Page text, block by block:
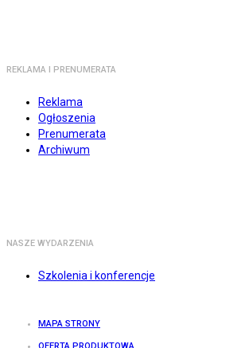
REKLAMA I PRENUMERATA
Reklama
Ogłoszenia
Prenumerata
Archiwum
NASZE WYDARZENIA
Szkolenia i konferencje
MAPA STRONY